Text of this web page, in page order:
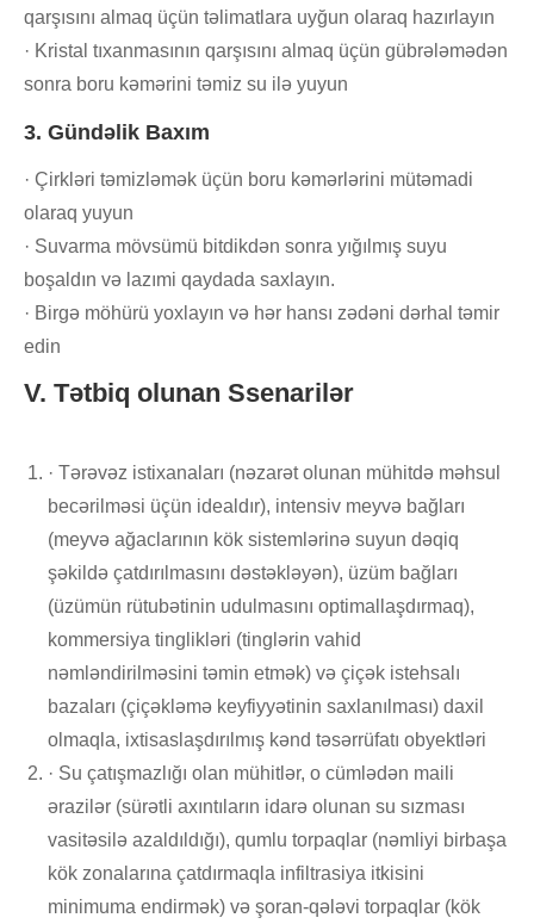
qarşısını almaq üçün təlimatlara uyğun olaraq hazırlayın
· Kristal tıxanmasının qarşısını almaq üçün gübrələmədən
sonra boru kəmərini təmiz su ilə yuyun
3. Gündəlik Baxım
· Çirkləri təmizləmək üçün boru kəmərlərini mütəmadi
olaraq yuyun
· Suvarma mövsümü bitdikdən sonra yığılmış suyu
boşaldın və lazımi qaydada saxlayın.
· Birgə möhürü yoxlayın və hər hansı zədəni dərhal təmir
edin
V. Tətbiq olunan Ssenarilər
· Tərəvəz istixanaları (nəzarət olunan mühitdə məhsul
becərilməsi üçün idealdır), intensiv meyvə bağları
(meyvə ağaclarının kök sistemlərinə suyun dəqiq
şəkildə çatdırılmasını dəstəkləyən), üzüm bağları
(üzümün rütubətinin udulmasını optimallaşdırmaq),
kommersiya tinglikləri (tinglərin vahid
nəmləndirilməsini təmin etmək) və çiçək istehsalı
bazaları (çiçəkləmə keyfiyyətinin saxlanılması) daxil
olmaqla, ixtisaslaşdırılmış kənd təsərrüfatı obyektləri
· Su çatışmazlığı olan mühitlər, o cümlədən maili
ərazilər (sürətli axıntıların idarə olunan su sızması
vasitəsilə azaldıldığı), qumlu torpaqlar (nəmliyi birbaşa
kök zonalarına çatdırmaqla infiltrasiya itkisini
minimuma endirmək) və şoran-qələvi torpaqlar (kök